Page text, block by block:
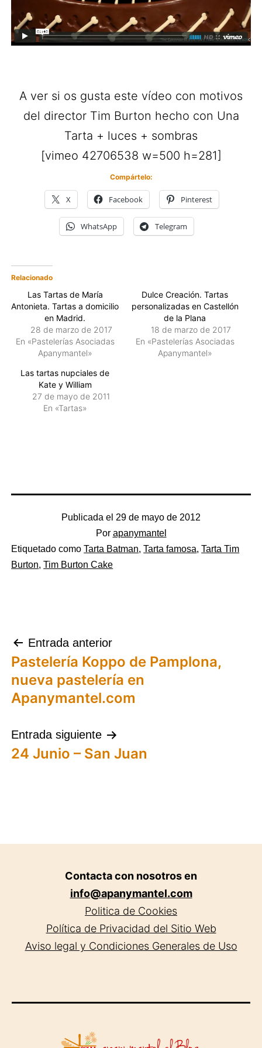
A ver si os gusta este vídeo con motivos
del director Tim Burton hecho con Una
Tarta + luces + sombras
[vimeo 42706538 w=500 h=281]
Compártelo:
X Facebook Pinterest
WhatsApp Telegram
Relacionado
Las Tartas de María
Antonieta. Tartas a domicilio
en Madrid.
28 de marzo de 2017
En «Pastelerías Asociadas
Apanymantel»
Dulce Creación. Tartas
personalizadas en Castellón
de la Plana
18 de marzo de 2017
En «Pastelerías Asociadas
Apanymantel»
Las tartas nupciales de
Kate y William
27 de mayo de 2011
En «Tartas»
Publicada el 29 de mayo de 2012
Por apanymantel
Categorizado
como
Etiquetado comoTarta Batman,Tarta famosa,Tarta Tim
Burton,Tim Burton Cake
Navegación
de
entradas
Entrada anterior
Pastelería Koppo de Pamplona,
nueva pastelería en
Apanymantel.com
Entrada siguiente
24 Junio – San Juan
Contacta con nosotros en
info@apanymantel.com
Politica de Cookies
Política de Privacidad del Sitio Web
Aviso legal y Condiciones Generales de Uso